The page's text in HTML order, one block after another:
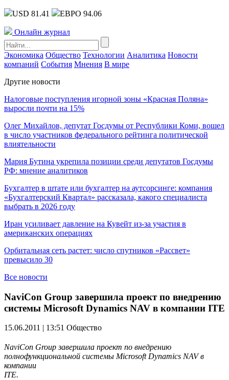
USD 81.41 ЕВРО 94.06
Онлайн журнал
Экономика Общество Технологии Аналитика Новости
компаний События Мнения В мире
Другие новости
Налоговые поступления игорной зоны «Красная Поляна»
выросли почти на 15%
Олег Михайлов, депутат Госдумы от Республики Коми, вошел
в число участников федерального рейтинга политической
влиятельности
Мария Бутина укрепила позиции среди депутатов Госдумы
РФ: мнение аналитиков
Бухгалтер в штате или бухгалтер на аутсорсинге: компания
«Бухгалтерский Квартал» рассказала, какого специалиста
выбрать в 2026 году
Иран усиливает давление на Кувейт из-за участия в
американских операциях
Орбитальная сеть растет: число спутников «Рассвет»
превысило 30
Все новости
NaviCon Group завершила проект по внедрению
системы Microsoft Dynamics NAV в компании ITE
15.06.2011 | 13:51 Общество
NaviCon Group завершила проект по внедрению
полнофункциональной системы Microsoft Dynamics NAV в
компании
ITE.